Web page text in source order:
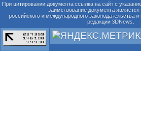
При цитировании документа ссылка на сайт с
заимствование документа
российского и международного законодательства
редакции 3DNews.